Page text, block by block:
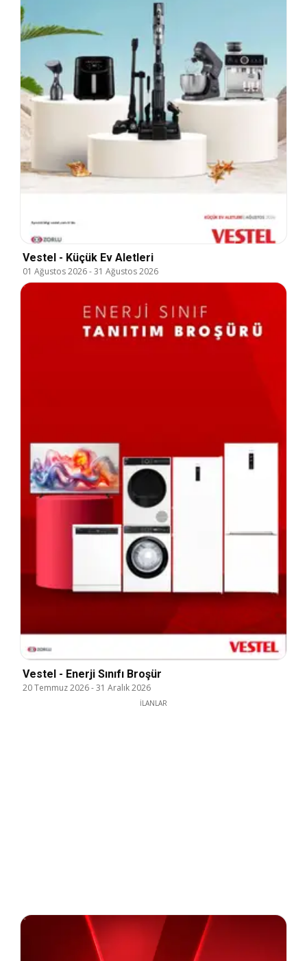
Vestel - Küçük Ev Aletleri
01 Ağustos 2026-31 Ağustos 2026
Vestel - Enerji Sınıfı Broşür
20 Temmuz 2026-31 Aralık 2026
İLANLAR